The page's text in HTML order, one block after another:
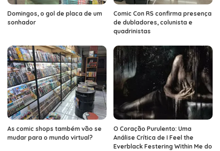
Domingos, o gol de placa de um
sonhador
Comic Con RS confirma presença
de dubladores, colunista e
quadrinistas
As comic shops também vão se
mudar para o mundo virtual?
O Coração Purulento: Uma
Análise Crítica de I Feel the
Everblack Festering Within Me do